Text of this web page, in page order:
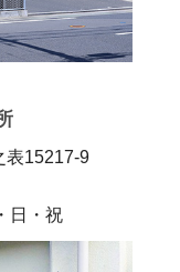
表15217-9
日・祝